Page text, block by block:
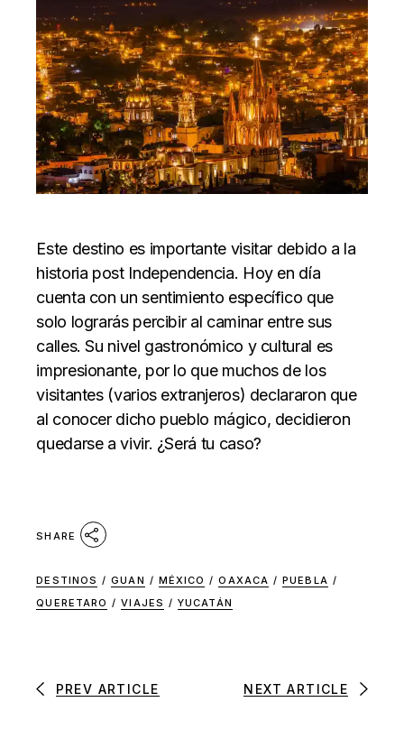
Este destino es importante visitar debido a la
historia post Independencia. Hoy en día
cuenta con un sentimiento específico que
solo lograrás percibir al caminar entre sus
calles. Su nivel gastronómico y cultural es
impresionante, por lo que muchos de los
visitantes (varios extranjeros) declararon que
al conocer dicho pueblo mágico, decidieron
quedarse a vivir. ¿Será tu caso?
SHARE
DESTINOS / GUAN / MÉXICO / OAXACA / PUEBLA /
QUERETARO / VIAJES / YUCATÁN
PREV ARTICLE NEXT ARTICLE